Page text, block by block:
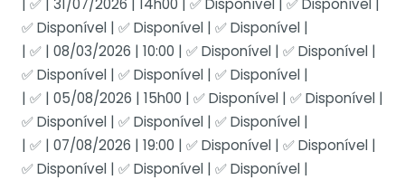
✅ Disponível | ✅ Disponível | ✅ Disponível |
| ✅ | 08/03/2026 | 10:00 | ✅ Disponível | ✅ Disponível |
✅ Disponível | ✅ Disponível | ✅ Disponível |
| ✅ | 05/08/2026 | 15h00 | ✅ Disponível | ✅ Disponível |
✅ Disponível | ✅ Disponível | ✅ Disponível |
| ✅ | 07/08/2026 | 19:00 | ✅ Disponível | ✅ Disponível |
✅ Disponível | ✅ Disponível | ✅ Disponível |